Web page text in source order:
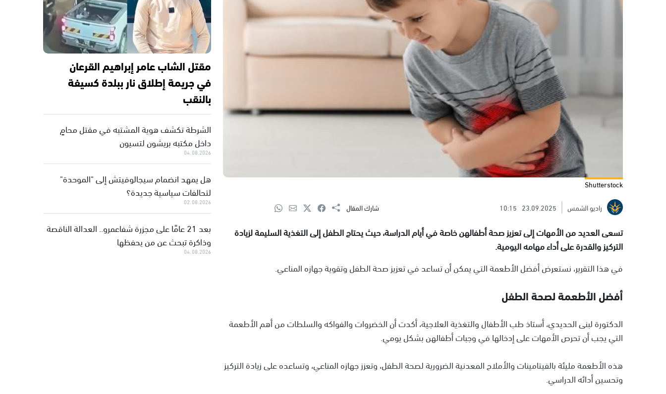
Shutterstock
راديو الشمس
23.09.2025
10:15 شارك المقال
تسعى العديد من الأمهات إلى تعزيز صحة أطفالهن خاصة في أيام الدراسة، حيث يحتاج الطفل إلى التغذية السليمة لزيادة
التركيز والقدرة على أداء مهامه اليومية.
في هذا التقرير، نستعرض أفضل الأطعمة التي يمكن أن تساعد في تعزيز صحة الطفل وتقوية جهازه المناعي.
أفضل الأطعمة لصحة الطفل
الدكتورة لبنى الحديدي، أستاذ طب الأطفال والتغذية العلاجية، أكدت أن الخضروات والفواكه والسلطات من أهم الأطعمة
التي يجب أن تحرص الأمهات على إدخالها في وجبات أطفالهن بشكل يومي.
هذه الأطعمة مليئة بالفيتامينات والأملاح المعدنية الضرورية لصحة الطفل، وتعزز جهازه المناعي، وتساعده على زيادة التركيز
وتحسين أدائه الدراسي.
مقتل الشاب عامر إبراهيم القرعان
في جريمة إطلاق نار ببلدة كسيفة
بالنقب
الشرطة تكشف هوية المشتبه في مقتل محامٍ
داخل مكتبه بريشون لتسيون
04.08.2026
هل يمهد انضمام سيجالوفيتش إلى "الموحدة"
لتحالفات سياسية جديدة؟
02.08.2026
بعد 21 عامًا على مجزرة شفاعمرو.. العدالة الناقصة
وذاكرة تبحث عن من يحفظها
04.08.2026